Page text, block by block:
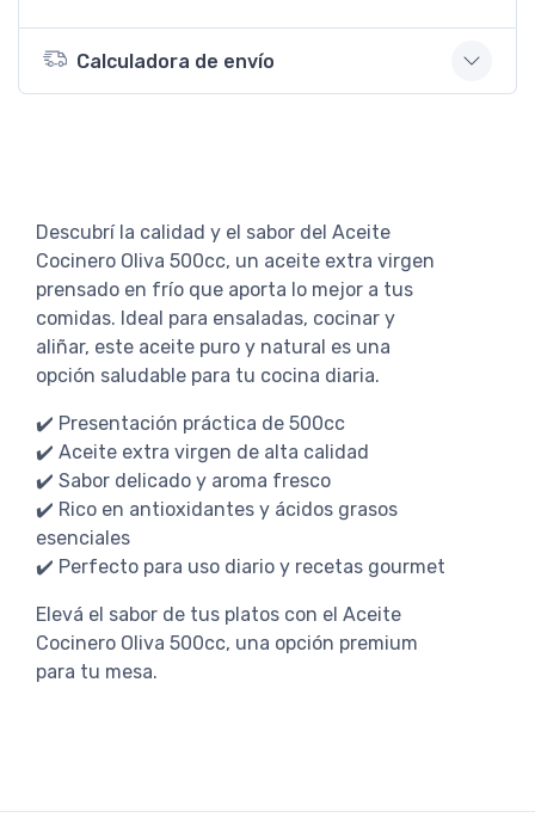
Calculadora de envío
Descubrí la calidad y el sabor del Aceite
Cocinero Oliva 500cc, un aceite extra virgen
prensado en frío que aporta lo mejor a tus
comidas. Ideal para ensaladas, cocinar y
aliñar, este aceite puro y natural es una
opción saludable para tu cocina diaria.
✔️ Presentación práctica de 500cc
✔️ Aceite extra virgen de alta calidad
✔️ Sabor delicado y aroma fresco
✔️ Rico en antioxidantes y ácidos grasos
esenciales
✔️ Perfecto para uso diario y recetas gourmet
Elevá el sabor de tus platos con el Aceite
Cocinero Oliva 500cc, una opción premium
para tu mesa.